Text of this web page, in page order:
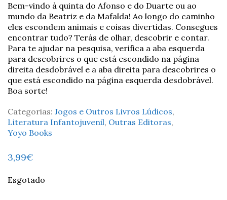
Bem-vindo à quinta do Afonso e do Duarte ou ao
mundo da Beatriz e da Mafalda! Ao longo do caminho
eles escondem animais e coisas divertidas. Consegues
encontrar tudo? Terás de olhar, descobrir e contar.
Para te ajudar na pesquisa, verifica a aba esquerda
para descobrires o que está escondido na página
direita desdobrável e a aba direita para descobrires o
que está escondido na página esquerda desdobrável.
Boa sorte!
Categorias: Jogos e Outros Livros Lúdicos,
Literatura Infantojuvenil, Outras Editoras,
Yoyo Books
3,99€
Esgotado